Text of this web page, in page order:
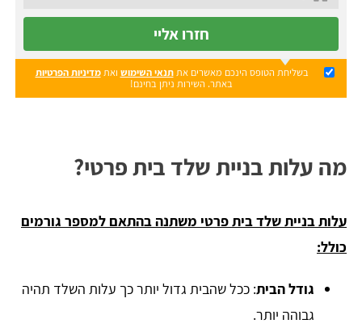
חזרו אליי
בשליחת הטופס הינכם מאשרים אתתנאי השימוש ואתמדיניות הפרטיות
באתר. השירות ניתן בחינם!
מה עלות בניית שלד בית פרטי?
עלות בניית שלד בית פרטי משתנה בהתאם למספר גורמים
כולל:
גודל הבית: ככל שהבית גדול יותר כך עלות השלד תהיה
גבוהה יותר.